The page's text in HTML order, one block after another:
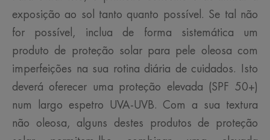
exposição ao sol tanto quanto possível. Se tal não
for possível, inclua de forma sistemática um
produto de proteção solar para pele oleosa com
imperfeições na sua rotina diária de cuidados. Isto
deverá oferecer uma proteção elevada (SPF 50+)
num largo espetro UVA-UVB. Com a sua textura
não oleosa, alguns destes produtos de proteção